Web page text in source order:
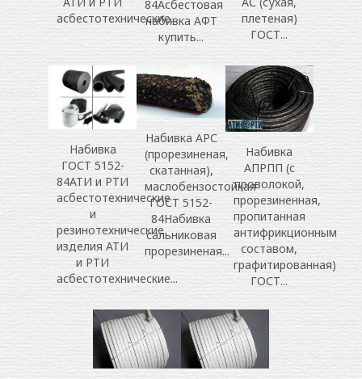
асбестотехнические...
84Асбестовая
набивка АФТ
купить...
плетеная)
ГОСТ...
Набивка
ГОСТ 5152-
84АТИ и РТИ
асбестотехнические
и
резинотехнические
изделия АТИ
и РТИ
асбестотехнические...
Набивка АРС
(прорезиненая,
скатанная),
маслобензостойкая
ГОСТ 5152-
84Набивка
сальниковая
прорезиненая...
Набивка
АПРПП (с
проволокой,
прорезиненная,
пропитанная
антифрикционным
составом,
графитированная)
ГОСТ...